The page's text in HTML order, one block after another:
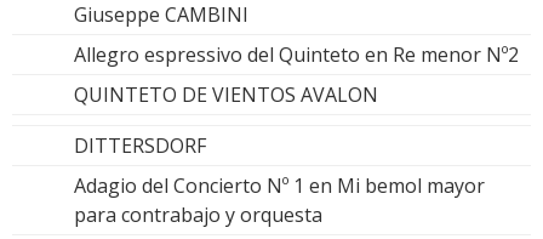
Giuseppe CAMBINI
Allegro espressivo del Quinteto en Re menor Nº2
QUINTETO DE VIENTOS AVALON
DITTERSDORF
Adagio del Concierto Nº 1 en Mi bemol mayor
para contrabajo y orquesta